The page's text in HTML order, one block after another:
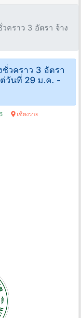
คราว 3 อัตรา จ้าง
วคราว 3 อัตรา
วันที่ 29 ม.ค. -
เชียงราย